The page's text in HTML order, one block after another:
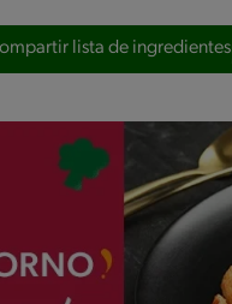
lista de ingredientes